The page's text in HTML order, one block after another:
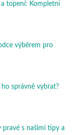
topení: Kompletní
výběrem pro
správně vybrat?
s našimi tipy a